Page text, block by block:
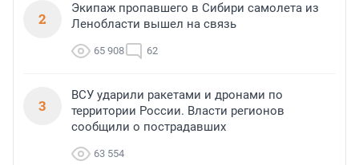
2
Экипаж пропавшего в Сибири самолета из
Ленобласти вышел на связь
65 908 62
3
ВСУ ударили ракетами и дронами по
территории России. Власти регионов
сообщили о пострадавших
63 554